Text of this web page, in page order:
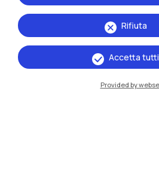
Rifiuta
Accetta tutti
Provided by